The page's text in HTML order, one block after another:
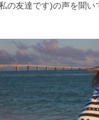
の友達です)の声を聞い